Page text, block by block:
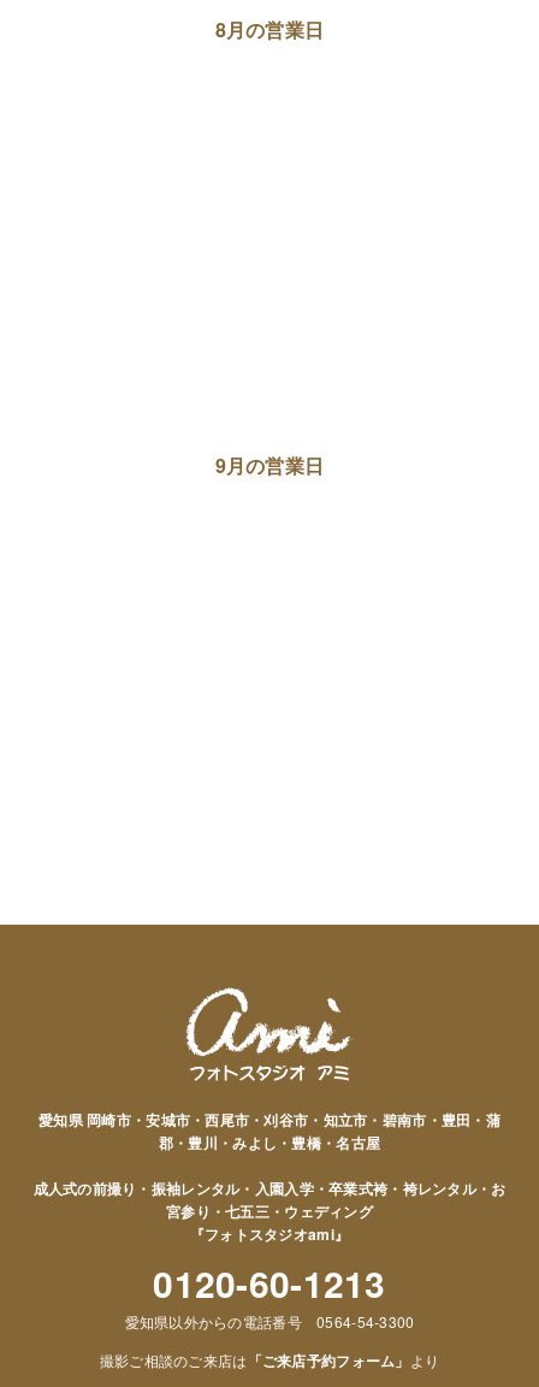
8月の営業日
9月の営業日
愛知県 岡崎市・安城市・西尾市・刈谷市・知立市・碧南市・豊田・蒲
郡・豊川・みよし・豊橋・名古屋
成人式の前撮り・振袖レンタル・入園入学・卒業式袴・袴レンタル・お
宮参り・七五三・ウェディング
『フォトスタジオami』
0120-60-1213
愛知県以外からの電話番号 0564-54-3300
撮影ご相談のご来店は 「ご来店予約フォーム」 より